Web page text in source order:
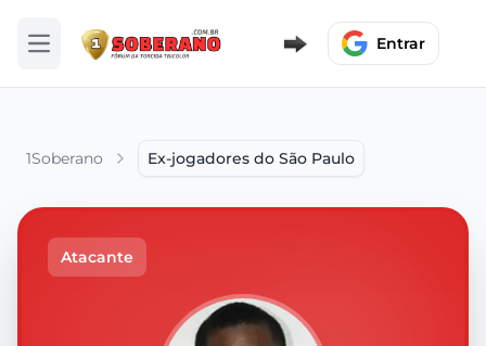
Abrir menu Entrar
1Soberano Ex-jogadores do São Paulo
Atacante